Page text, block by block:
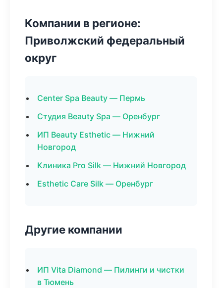
Компании в регионе:
Приволжский федеральный
округ
Center Spa Beauty — Пермь
Студия Beauty Spa — Оренбург
ИП Beauty Esthetic — Нижний
Новгород
Клиника Pro Silk — Нижний Новгород
Esthetic Care Silk — Оренбург
Другие компании
ИП Vita Diamond — Пилинги и чистки
в Тюмень